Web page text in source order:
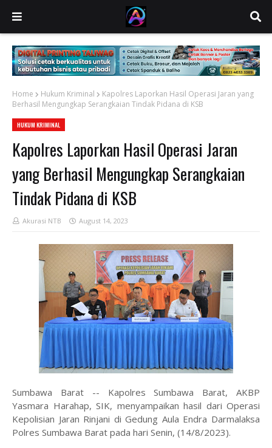
Home Hukum Kriminal
Kapolres Laporkan Hasil Operasi Jaran yang
Berhasil Mengungkap Serangkaian Tindak Pidana di KSB
HUKUM KRIMINAL
Kapolres Laporkan Hasil Operasi Jaran
yang Berhasil Mengungkap Serangkaian
Tindak Pidana di KSB
Akurasi NTB August 14, 2023
Sumbawa Barat -- Kapolres Sumbawa Barat, AKBP
Yasmara Harahap, SIK, menyampaikan hasil dari Operasi
Kepolisian Jaran Rinjani di Gedung Aula Endra Darmalaksa
Polres Sumbawa Barat pada hari Senin, (14/8/2023).